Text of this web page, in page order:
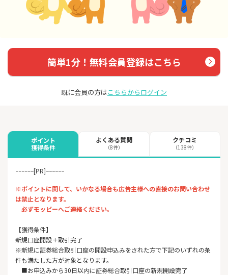
簡単1分！無料会員登録はこちら
既に会員の方はこちらからログイン
ポイント
獲得条件
よくある質問
（8件）
クチコミ
（138件）
ｰｰｰｰｰｰ[PR]ｰｰｰｰｰｰ
※ポイントに関して、いかなる場合も広告主様への直接のお問い合わせ
は禁止となります。
必ずモッピーへご連絡ください。
【獲得条件】
新規口座開設＋取引完了
※新規に証券総合取引口座の開設申込みをされた方で下記のいずれの条
件も満たした方が対象となります。
■お申込みから30日以内に証券総合取引口座の新規開設完了